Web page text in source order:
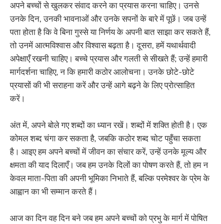
अपने बच्चों से खुलकर संवाद करने का प्रयास करना चाहिए। उनसे
उनके दिन, उनकी भावनाओं और उनके सपनों के बारे में पूछें। जब उन्हें
पता होता है कि वे बिना गुस्से या निर्णय के अपनी बात साझा कर सकते हैं,
तो उनमें आत्मविश्वास और विश्वास बढ़ता है। दूसरा, हमें यथार्थवादी
अपेक्षाएँ रखनी चाहिए। बच्चे प्रयास और गलती से सीखते हैं; उन्हें हमारी
मार्गदर्शना चाहिए, न कि हमारी कठोर आलोचना। उनके छोटे-छोटे
प्रयासों की भी सराहना करें और उन्हें आगे बढ़ने के लिए प्रोत्साहित
करें।
अंत में, अपने बोले गए शब्दों का ध्यान रखें। शब्दों में शक्ति होती है। एक
कोमल शब्द चंगा कर सकता है, जबकि कठोर शब्द चोट पहुँचा सकता
है। आइए हम अपने बच्चों में जीवन का संचार करें, उन्हें उनके मूल्य और
क्षमता की याद दिलाएँ। जब हम उनके दिलों का पोषण करते हैं, तो हम न
केवल माता-पिता की अपनी भूमिका निभाते हैं, बल्कि परमेश्वर के प्रेम के
आह्वान का भी सम्मान करते हैं।
आज का दिन वह दिन बने जब हम अपने बच्चों को प्रभु के मार्ग में पोषित